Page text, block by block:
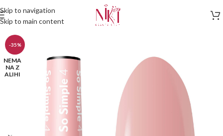
Skip to navigation
Skip to main content
-35%
NEMA
NA Z
ALIHI